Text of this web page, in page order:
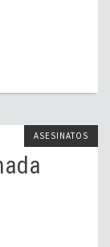
ASESINATOS